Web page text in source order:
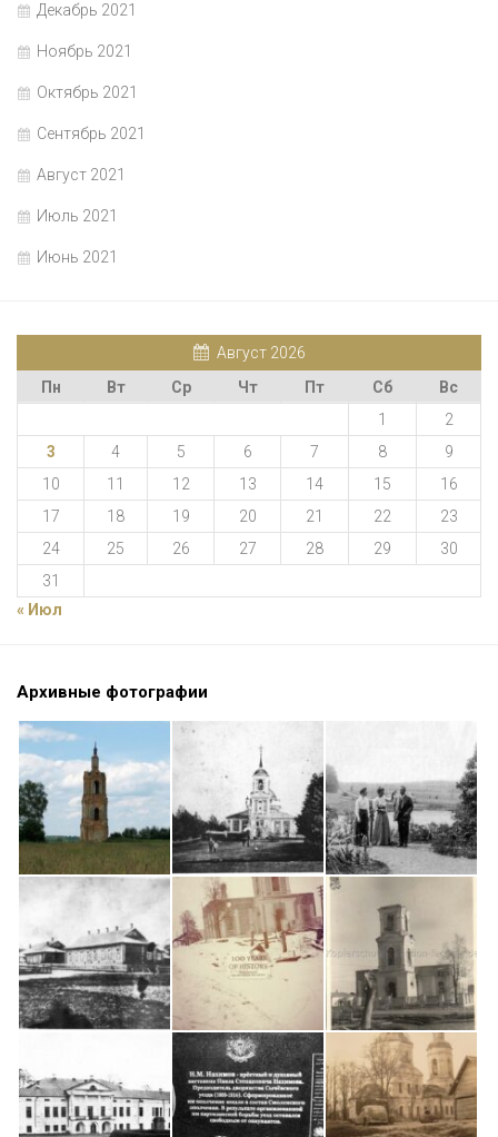
Декабрь 2021
Ноябрь 2021
Октябрь 2021
Сентябрь 2021
Август 2021
Июль 2021
Июнь 2021
Август 2026
Пн
Вт Ср Чт Пт Сб
Вс
1
2
3
4 5 6 7 8
9
10
11 12 13 14 15
16
17
18 19 20 21 22
23
24
25 26 27 28 29
30
31
« Июл
Архивные фотографии